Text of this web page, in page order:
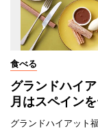
食べる
グランドハイ
月はスペイン
グランドハイアット